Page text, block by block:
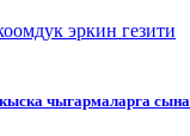
эркин гезити
кыска чыгармаларга